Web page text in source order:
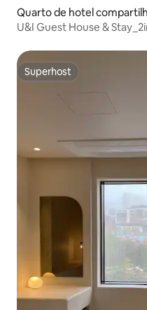
Quarto de hotel
U&I Guest House &
Superhost
Superhost